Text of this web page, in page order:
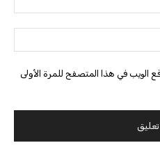
الويب في هذا المتصفح للمرة الأولى